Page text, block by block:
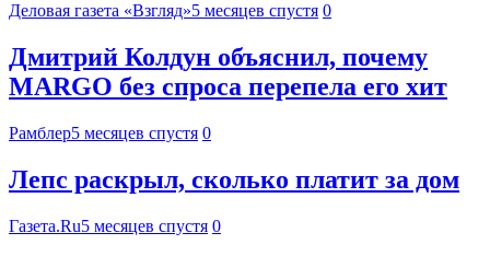
Деловая газета «Взгляд»5 месяцев спустя 0
Дмитрий Колдун объяснил, почему
MARGO без спроса перепела его хит
Рамблер5 месяцев спустя 0
Лепс раскрыл, сколько платит за дом
Газета.Ru5 месяцев спустя 0